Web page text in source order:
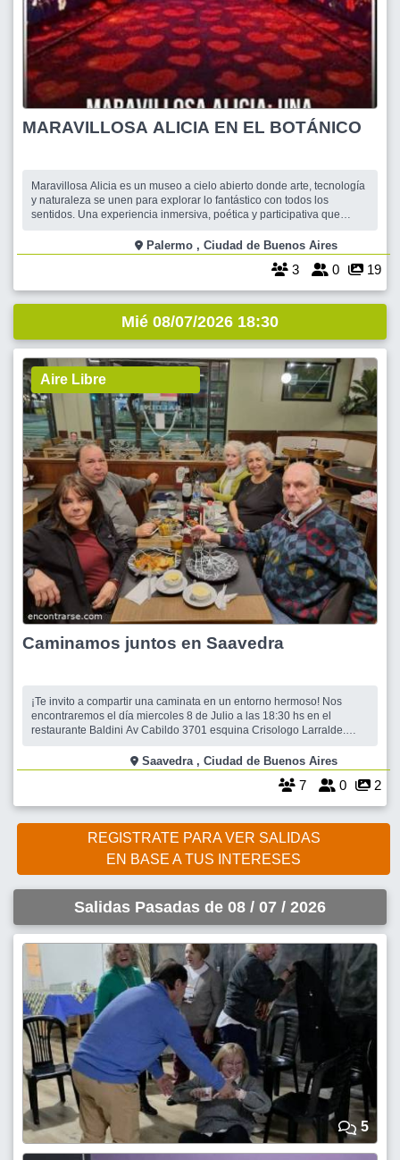
MARAVILLOSA ALICIA EN EL BOTÁNICO
Maravillosa Alicia es un museo a cielo abierto donde arte, tecnología
y naturaleza se unen para explorar lo fantástico con todos los
sentidos. Una experiencia inmersiva, poética y participativa que
Thays se tr
Palermo , Ciudad de Buenos Aires
3 0 19
Mié 08/07/2026 18:30
Aire Libre
Caminamos juntos en Saavedra
¡Te invito a compartir una caminata en un entorno hermoso! Nos
encontraremos el día miercoles 8 de Julio a las 18:30 hs en el
restaurante Baldini Av Cabildo 3701 esquina Crisologo Larralde.
vez que lleguemos
Saavedra , Ciudad de Buenos Aires
7 0 2
REGISTRATE PARA VER SALIDAS
EN BASE A TUS INTERESES
Salidas Pasadas de 08 / 07 / 2026
5